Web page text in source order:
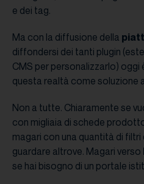
e dei tag.
Ma con la diffusione della
diffondersi dei tanti plugin
CMS per personalizzarlo) oggi
questa realtà come soluzione
Non a tutte. Chiaramente se
con migliaia di schede
magari con una quantità di
guardare altrove. Magari verso
se hai bisogno di un portale